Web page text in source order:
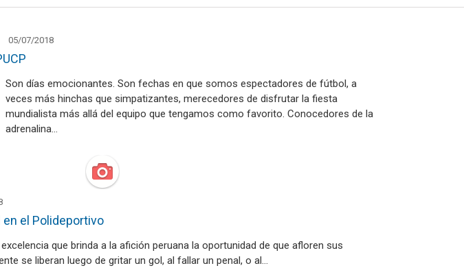
05/07/2018
Son días emocionantes. Son fechas en que somos espectadores de fútbol, a
veces más hinchas que simpatizantes, merecedores de disfrutar la fiesta
mundialista más allá del equipo que tengamos como favorito. Conocedores de la
adrenalina…
el Polideportivo
que brinda a la afición peruana la oportunidad de que afloren sus
se liberan luego de gritar un gol, al fallar un penal, o al…